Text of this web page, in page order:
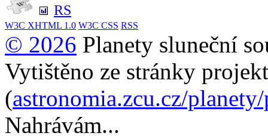
RS
W3C XHTML 1.0 W3C CSS RSS
© 2026 Planety sluneční
Vytištěno ze stránky
(astronomia.zcu.cz/
Nahrávám...